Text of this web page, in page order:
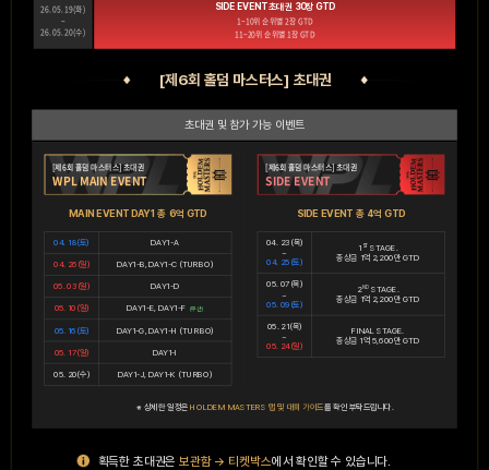
26. 05. 19(화)
~
26. 05. 20(수)
SIDE EVENT 초대권 30장 GTD
1~10위 순위별 2장 GTD
11~20위 순위별 1장 GTD
[제6회 홀덤 마스터스] 초대권
초대권 및 참가 가능 이벤트
[제6회 홀덤 마스터스] 초대권
WPL MAIN EVENT
MAIN EVENT DAY1 총 6억 GTD
04. 18(토) DAY1-A
04. 26(일) DAY1-B, DAY1-C (TURBO)
05. 03(일) DAY1-D
05. 10(일) DAY1-E, DAY1-F (부산)
05. 16(토) DAY1-G, DAY1-H (TURBO)
05. 17(일) DAY1-I
05. 20(수) DAY1-J, DAY1-K (TURBO)
[제6회 홀덤 마스터스] 초대권
SIDE EVENT
SIDE EVENT 총 4억 GTD
04. 23(목)
~
04. 25(토)
1 ST STAGE.
총상금 1억 2,200만 GTD
05. 07(목)
~
05. 09(토)
2ND STAGE.
총상금 1억 2,200만 GTD
05. 21(목)
~
05. 24(일)
FINAL STAGE.
총상금 1억 5,600만 GTD
※ 상세한 일정은HOLDEM MASTERS 탭 및 대회 가이드를 확인 부탁드립니다.
획득한 초대권은 보관함 → 티켓박스에서 확인할 수 있습니다.